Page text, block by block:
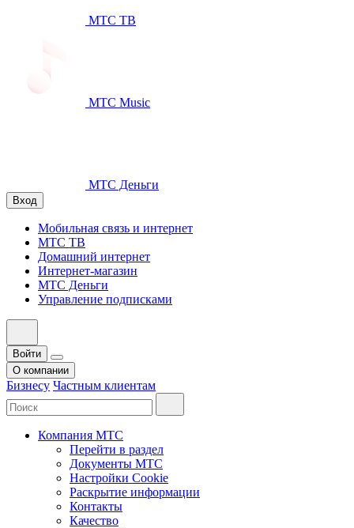
МТС ТВ
МТС Music
МТС Деньги
Вход
Мобильная связь и интернет
МТС ТВ
Домашний интернет
Интернет-магазин
МТС Деньги
Управление подписками
Войти
О компании
Бизнесу Частным клиентам
Компания МТС
Перейти в раздел
Документы МТС
Настройки Cookie
Раскрытие информации
Контакты
Качество